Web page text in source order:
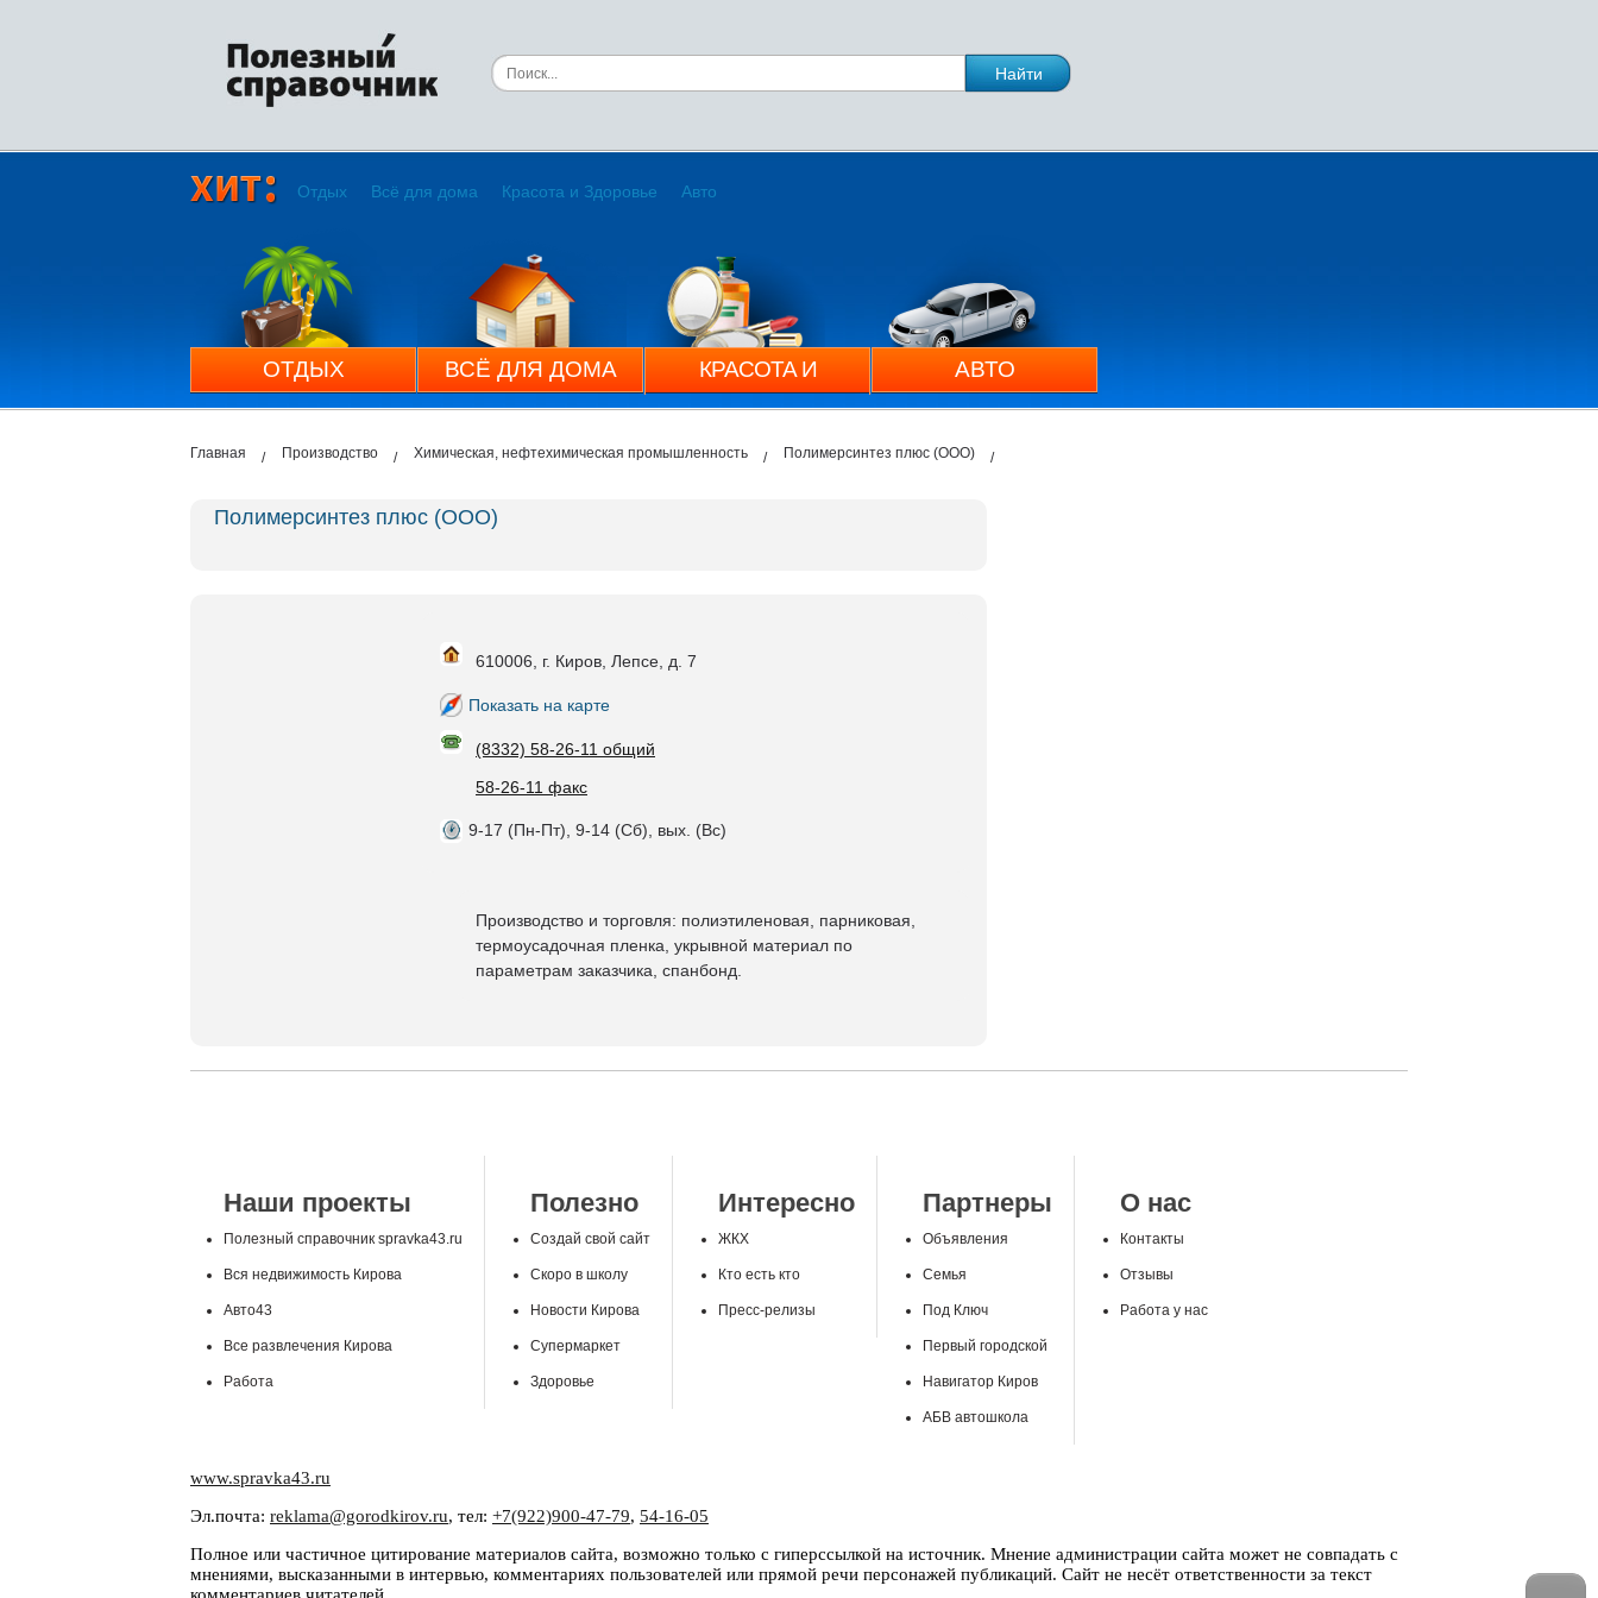
Отдых Всё для дома Красота и Здоровье Авто
ОТДЫХ ВСЁ ДЛЯ ДОМА
КРАСОТА И
ЗДОРОВЬЕ
АВТО
Главная Производство Химическая, нефтехимическая промышленность Полимерсинтез плюс (ООО)
Полимерсинтез плюс (ООО)
610006, г. Киров, Лепсе, д. 7
Показать на карте
(8332) 58-26-11 общий
58-26-11 факс
9-17 (Пн-Пт), 9-14 (Сб), вых. (Вс)
Производство и торговля: полиэтиленовая, парниковая,
термоусадочная пленка, укрывной материал по
параметрам заказчика, спанбонд.
Наши проекты
Полезный справочник spravka43.ru
Вся недвижимость Кирова
Авто43
Все развлечения Кирова
Работа
Полезно
Создай свой сайт
Скоро в школу
Новости Кирова
Супермаркет
Здоровье
Интересно
ЖКХ
Кто есть кто
Пресс-релизы
Партнеры
Объявления
Семья
Под Ключ
Первый городской
Навигатор Киров
АБВ автошкола
О нас
Контакты
Отзывы
Работа у нас
www.spravka43.ru
Эл.почта: reklama@gorodkirov.ru, тел: +7(922)900-47-79, 54-16-05
Полное или частичное цитирование материалов сайта, возможно только с гиперссылкой на источник. Мнение администрации сайта может не совпадать с
мнениями, высказанными в интервью, комментариях пользователей или прямой речи персонажей публикаций. Сайт не несёт ответственности за текст